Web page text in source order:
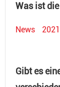
Was ist
News
Gibt es